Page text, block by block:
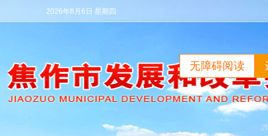
2026年8月6日 星期四
无障碍阅读